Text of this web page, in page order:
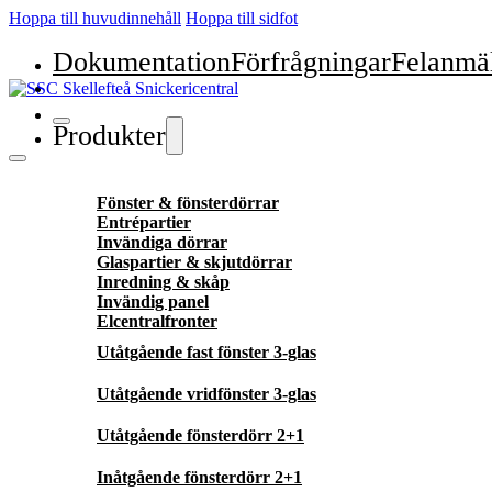
Hoppa till huvudinnehåll Hoppa till sidfot
DokumentationFörfrågningar
Produkter
Fönster & fönsterdörrar
Entrépartier
Invändiga dörrar
Glaspartier & skjutdörrar
Inredning & skåp
Invändig panel
Elcentralfronter
Utåtgående fast fönster 3-glas
Utåtgående vridfönster 3-glas
Utåtgående fönsterdörr 2+1
Inåtgående fönsterdörr 2+1